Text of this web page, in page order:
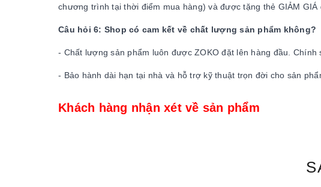
chương trình tại thời điểm mua hàng) và được tặng thẻ GIẢM
Câu hỏi 6: Shop có cam kết về chất lượng sản phẩm không?
- Chất lượng sản phẩm luôn được ZOKO đặt lên hàng đầu.
- Bảo hành dài hạn tại nhà và hỗ trợ kỹ thuật trọn đời cho sản
Khách hàng nhận xét về sản phẩm